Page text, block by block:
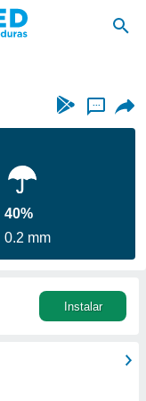
...
40%
0.2 mm
Instalar